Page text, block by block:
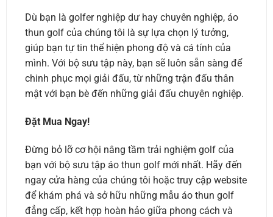
Dù bạn là golfer nghiệp dư hay chuyên nghiệp, áo
thun golf của chúng tôi là sự lựa chọn lý tưởng,
giúp bạn tự tin thể hiện phong độ và cá tính của
mình. Với bộ sưu tập này, bạn sẽ luôn sẵn sàng để
chinh phục mọi giải đấu, từ những trận đấu thân
mật với bạn bè đến những giải đấu chuyên nghiệp.
Đặt Mua Ngay!
Đừng bỏ lỡ cơ hội nâng tầm trải nghiệm golf của
bạn với bộ sưu tập áo thun golf mới nhất. Hãy đến
ngay cửa hàng của chúng tôi hoặc truy cập website
để khám phá và sở hữu những mẫu áo thun golf
đẳng cấp, kết hợp hoàn hảo giữa phong cách và